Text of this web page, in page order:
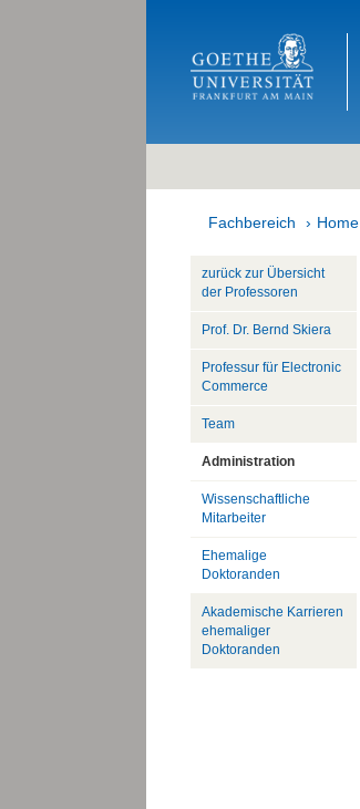
Fachbereich Home
zurück zur Übersicht
der Professoren
Prof. Dr. Bernd Skiera
Professur für Electronic
Commerce
Team
Administration
Wissenschaftliche
Mitarbeiter
Ehemalige
Doktoranden
Akademische Karrieren
ehemaliger
Doktoranden